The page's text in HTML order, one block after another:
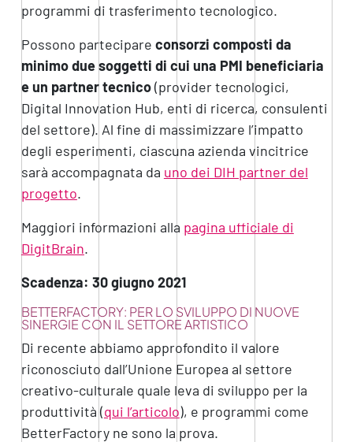
programmi di trasferimento tecnologico.
Possono partecipare consorzi composti da
minimo due soggetti di cui una PMI beneficiaria
e un partner tecnico(provider tecnologici,
Digital Innovation Hub, enti di ricerca, consulenti
del settore). Al fine di massimizzare l’impatto
degli esperimenti, ciascuna azienda vincitrice
sarà accompagnata da uno dei DIH partner del
progetto.
Maggiori informazioni alla pagina ufficiale di
DigitBrain.
Scadenza: 30 giugno 2021
BETTERFACTORY: PER LO SVILUPPO DI NUOVE
SINERGIE CON IL SETTORE ARTISTICO
Di recente abbiamo approfondito il valore
riconosciuto dall’Unione Europea al settore
creativo-culturale quale leva di sviluppo per la
produttività (qui l’articolo), e programmi come
BetterFactory ne sono la prova.